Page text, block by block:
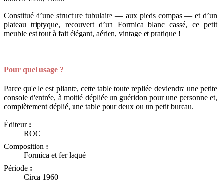
Constitué d’une structure tubulaire — aux pieds compas — et d’un
plateau triptyque, recouvert d’un Formica blanc cassé, ce petit
meuble est tout à fait élégant, aérien, vintage et pratique !
Pour quel usage ?
Parce qu'elle est pliante, cette table toute repliée deviendra une petite
console d'entrée, à moitié dépliée un guéridon pour une personne et,
complètement déplié, une table pour deux ou un petit bureau.
Éditeur :
ROC
Composition :
Formica et fer laqué
Période :
Circa 1960